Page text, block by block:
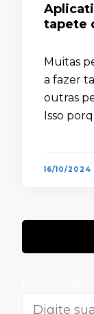
tapete
Muitas
a fazer
outras
Isso
16/10/2024